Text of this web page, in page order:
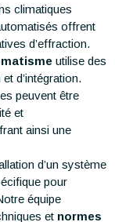
climatiques
offrent
d’effraction.
utilise des
d’intégration.
peuvent être
et
ainsi une
d’un système
pour
équipe
et normes